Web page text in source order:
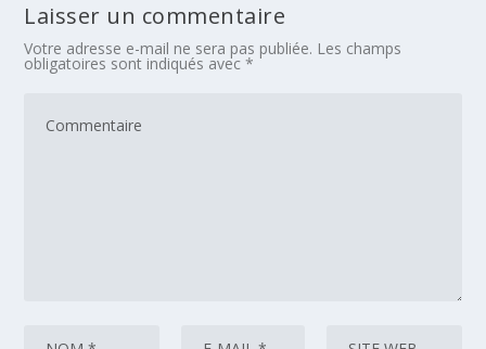
Laisser un commentaire
Votre adresse e-mail ne sera pas publiée. Les champs
obligatoires sont indiqués avec*